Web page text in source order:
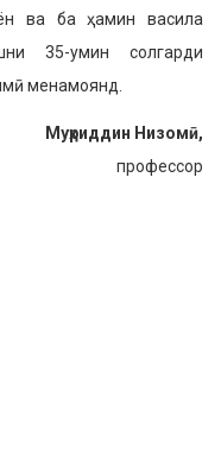
ва ба ҳамин ва­сила
35-умин солгарди
менамоянд.
Муҳриддин Низомӣ,
профессор